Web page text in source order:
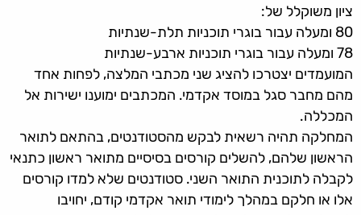
ציון משוקלל של:
80 ומעלה עבור בוגרי תוכניות תלת-שנתיות
78 ומעלה עבור בוגרי תוכניות ארבע-שנתיות
המועמדים יצטרכו להציג שני מכתבי המלצה, לפחות אחד
מהם מחבר סגל במוסד אקדמי. המכתבים ימוענו ישירות אל
המכללה.
המחלקה תהיה רשאית לבקש מהסטודנטים, בהתאם לתואר
הראשון שלהם, להשלים קורסים בסיסיים מתואר ראשון כתנאי
לקבלה לתוכנית התואר השני. סטודנטים שלא למדו קורסים
אלו או חלקם במהלך לימודי תואר אקדמי קודם, יחויבו